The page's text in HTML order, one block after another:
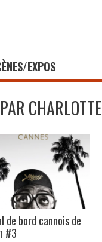
EXPOS
CHARLOTTE
de bord cannois de
#3